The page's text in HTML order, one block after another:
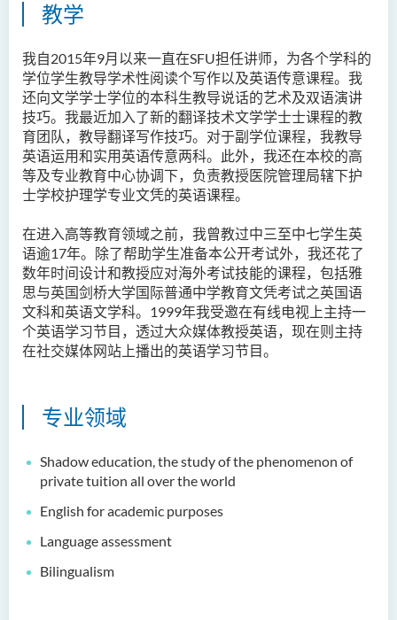
教学
我自2015年9月以来一直在SFU担任讲师，为各个学科的
学位学生教导学术性阅读个写作以及英语传意课程。我
还向文学学士学位的本科生教导说话的艺术及双语演讲
技巧。我最近加入了新的翻译技术文学学士士课程的教
育团队，教导翻译写作技巧。对于副学位课程，我教导
英语运用和实用英语传意两科。此外，我还在本校的高
等及专业教育中心协调下，负责教授医院管理局辖下护
士学校护理学专业文凭的英语课程。
在进入高等教育领域之前，我曾教过中三至中七学生英
语逾17年。除了帮助学生准备本公开考试外，我还花了
数年时间设计和教授应对海外考试技能的课程，包括雅
思与英国剑桥大学国际普通中学教育文凭考试之英国语
文科和英语文学科。1999年我受邀在有线电视上主持一
个英语学习节目，透过大众媒体教授英语，现在则主持
在社交媒体网站上播出的英语学习节目。
专业领域
Shadow education, the study of the phenomenon of
private tuition all over the world
English for academic purposes
Language assessment
Bilingualism
陈晓婷博士
徐子余博士
廖颖贤博士
Mr James Speirs
行政及研究人员
校外顾问团及校外考试委员
学生活动
人文及语言学院通讯
圣方济各人文科技奖 2025
旁听生计划
人文科技研究中心